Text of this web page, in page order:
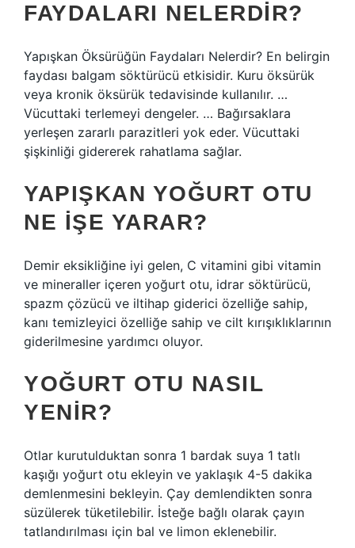
FAYDALARI NELERDIR?
Yapışkan Öksürüğün Faydaları Nelerdir? En belirgin
faydası balgam söktürücü etkisidir. Kuru öksürük
veya kronik öksürük tedavisinde kullanılır. …
Vücuttaki terlemeyi dengeler. … Bağırsaklara
yerleşen zararlı parazitleri yok eder. Vücuttaki
şişkinliği gidererek rahatlama sağlar.
YAPIŞKAN YOĞURT OTU
NE IŞE YARAR?
Demir eksikliğine iyi gelen, C vitamini gibi vitamin
ve mineraller içeren yoğurt otu, idrar söktürücü,
spazm çözücü ve iltihap giderici özelliğe sahip,
kanı temizleyici özelliğe sahip ve cilt kırışıklıklarının
giderilmesine yardımcı oluyor.
YOĞURT OTU NASIL
YENIR?
Otlar kurutulduktan sonra 1 bardak suya 1 tatlı
kaşığı yoğurt otu ekleyin ve yaklaşık 4-5 dakika
demlenmesini bekleyin. Çay demlendikten sonra
süzülerek tüketilebilir. İsteğe bağlı olarak çayın
tatlandırılması için bal ve limon eklenebilir.